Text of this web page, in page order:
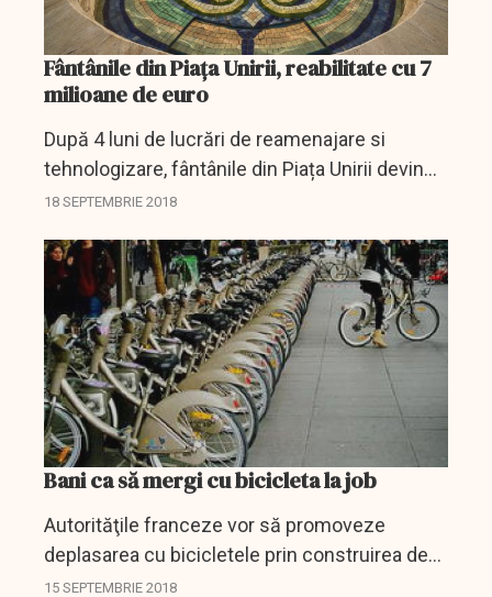
Fântânile din Piaţa Unirii, reabilitate cu 7
milioane de euro
După 4 luni de lucrări de reamenajare si
tehnologizare, fântânile din Piața Unirii devin
adevărate fântâni urbane și se redeschid
spectaculos
18 SEPTEMBRIE 2018
Bani ca să mergi cu bicicleta la job
Autorităţile franceze vor să promoveze
deplasarea cu bicicletele prin construirea de
piste mai bune rezervate bicicliştilor,
15 SEPTEMBRIE 2018